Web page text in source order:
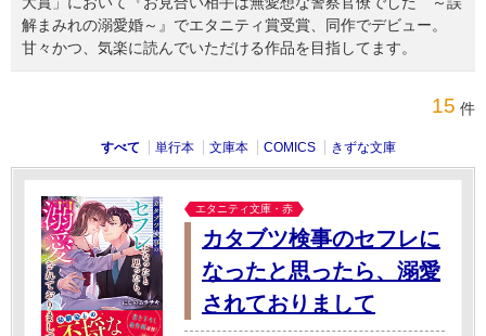
解まみれの溺愛婚～』でエタニティ賞受賞、同作でデビュー。
甘々かつ、気楽に読んでいただける作品を目指してます。
15 件
すべて 単行本 文庫本 COMICS きずな文庫
エタニティ文庫・赤
カタブツ検事のセフレに
なったと思ったら、溺愛
されておりまして